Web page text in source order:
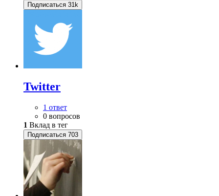
Подписаться 31k
Twitter
1 ответ
0 вопросов
1 Вклад в тег
Подписаться 703